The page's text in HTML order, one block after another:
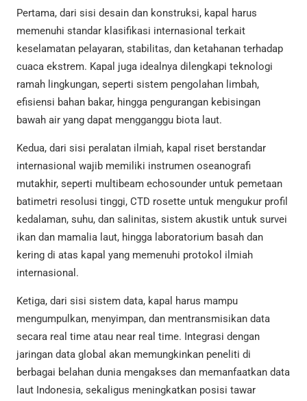
Pertama, dari sisi desain dan konstruksi, kapal harus
memenuhi standar klasifikasi internasional terkait
keselamatan pelayaran, stabilitas, dan ketahanan terhadap
cuaca ekstrem. Kapal juga idealnya dilengkapi teknologi
ramah lingkungan, seperti sistem pengolahan limbah,
efisiensi bahan bakar, hingga pengurangan kebisingan
bawah air yang dapat mengganggu biota laut.
Kedua, dari sisi peralatan ilmiah, kapal riset berstandar
internasional wajib memiliki instrumen oseanografi
mutakhir, seperti multibeam echosounder untuk pemetaan
batimetri resolusi tinggi, CTD rosette untuk mengukur profil
kedalaman, suhu, dan salinitas, sistem akustik untuk survei
ikan dan mamalia laut, hingga laboratorium basah dan
kering di atas kapal yang memenuhi protokol ilmiah
internasional.
Ketiga, dari sisi sistem data, kapal harus mampu
mengumpulkan, menyimpan, dan mentransmisikan data
secara real time atau near real time. Integrasi dengan
jaringan data global akan memungkinkan peneliti di
berbagai belahan dunia mengakses dan memanfaatkan data
laut Indonesia, sekaligus meningkatkan posisi tawar